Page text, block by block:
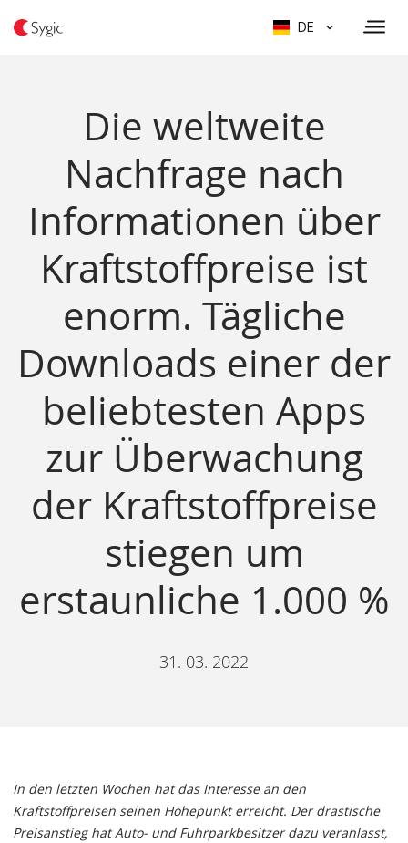
DE
Die weltweite
Nachfrage nach
Informationen über
Kraftstoffpreise ist
enorm. Tägliche
Downloads einer der
beliebtesten Apps
zur Überwachung
der Kraftstoffpreise
stiegen um
erstaunliche 1.000 %
31. 03. 2022
In den letzten Wochen hat das Interesse an den
Kraftstoffpreisen seinen Höhepunkt erreicht. Der drastische
Preisanstieg hat Auto- und Fuhrparkbesitzer dazu veranlasst,